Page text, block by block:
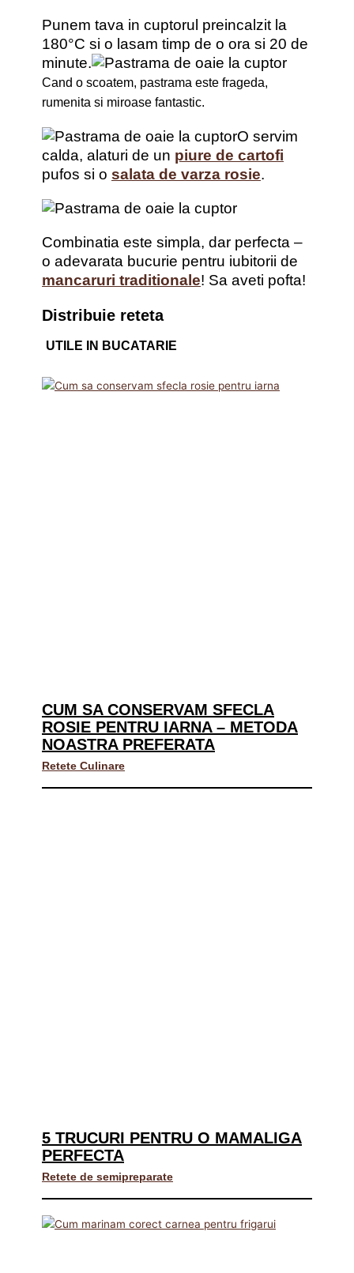
Punem tava in cuptorul preincalzit la
180°C si o lasam timp de o ora si 20 de
minute.
Cand o scoatem, pastrama este frageda,
rumenita si miroase fantastic.
O servim
calda, alaturi de un piure de cartofi
pufos si o salata de varza rosie.
Combinatia este simpla, dar perfecta –
o adevarata bucurie pentru iubitorii de
mancaruri traditionale! Sa aveti pofta!
Distribuie reteta
UTILE IN BUCATARIE
CUM SA CONSERVAM SFECLA
ROSIE PENTRU IARNA – METODA
NOASTRA PREFERATA
Retete Culinare
5 TRUCURI PENTRU O MAMALIGA
PERFECTA
Retete de semipreparate